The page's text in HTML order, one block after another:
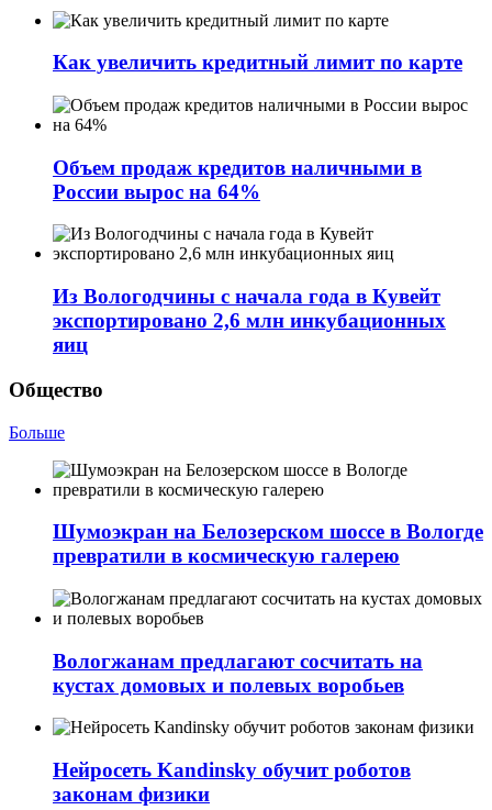
Как увеличить кредитный лимит по карте
Объем продаж кредитов наличными в
России вырос на 64%
Из Вологодчины с начала года в Кувейт
экспортировано 2,6 млн инкубационных
яиц
Общество
Больше
Шумоэкран на Белозерском шоссе в Вологде
превратили в космическую галерею
Вологжанам предлагают сосчитать на
кустах домовых и полевых воробьев
Нейросеть Kandinsky обучит роботов
законам физики